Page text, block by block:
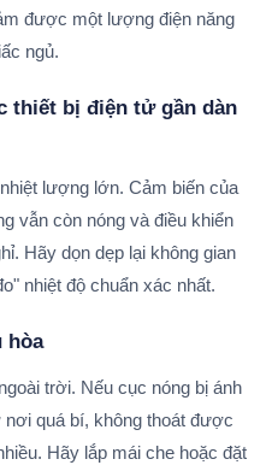
được một lượng điện năng
ngủ.
thiết bị điện tử gần dàn
lượng lớn. Cảm biến của
vẫn còn nóng và điều khiển
Hãy dọn dẹp lại không gian
nhiệt độ chuẩn xác nhất.
hòa
trời. Nếu cục nóng bị ánh
quá bí, không thoát được
Hãy lắp mái che hoặc đặt